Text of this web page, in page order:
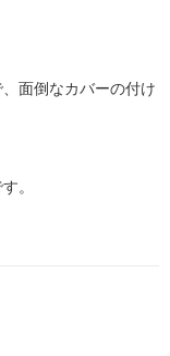
面倒なカバーの付け
。